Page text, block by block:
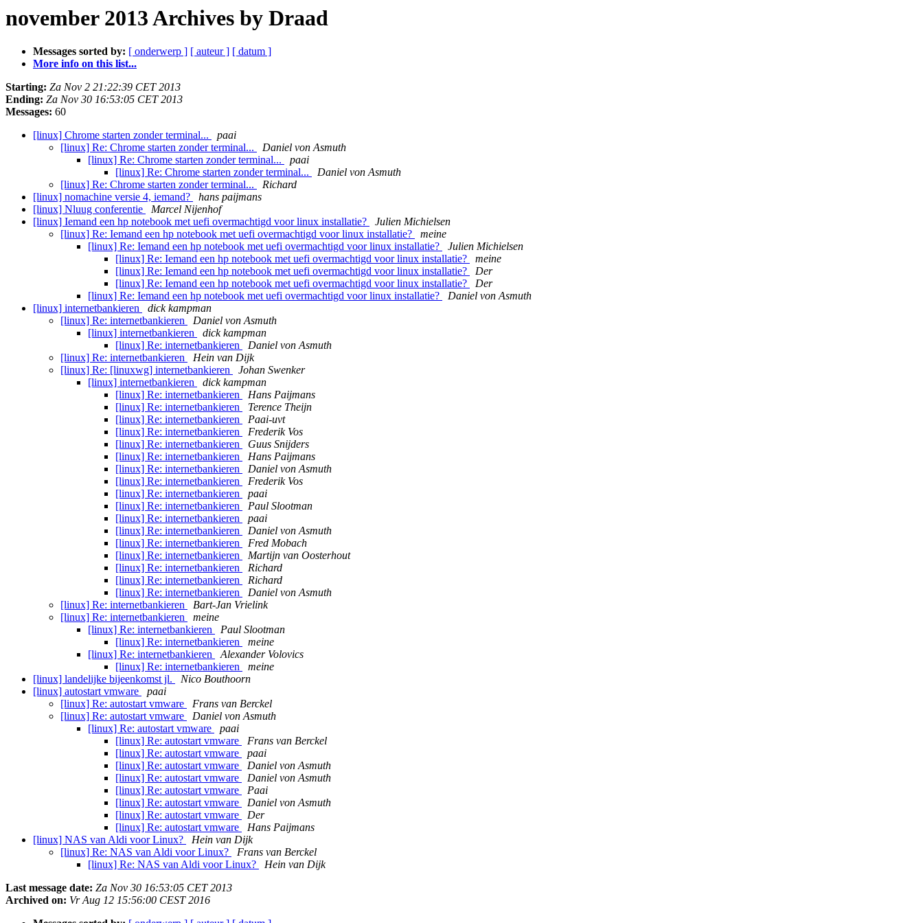
november 2013 Archives by Draad
Messages sorted by: [ onderwerp ] [ auteur ] [ datum ]
More info on this list...
Starting: Za Nov 2 21:22:39 CET 2013
Ending: Za Nov 30 16:53:05 CET 2013
Messages: 60
[linux] Chrome starten zonder terminal...
paai
[linux] Re: Chrome starten zonder terminal...
Daniel von Asmuth
[linux] Re: Chrome starten zonder terminal...
paai
[linux] Re: Chrome starten zonder terminal...
Daniel von Asmuth
[linux] Re: Chrome starten zonder terminal...
Richard
[linux] nomachine versie 4, iemand?
hans paijmans
[linux] Nluug conferentie
Marcel Nijenhof
[linux] Iemand een hp notebook met uefi overmachtigd voor linux installatie?
Julien Michielsen
[linux] Re: Iemand een hp notebook met uefi overmachtigd voor linux installatie?
meine
[linux] Re: Iemand een hp notebook met uefi overmachtigd voor linux installatie?
Julien Michielsen
[linux] Re: Iemand een hp notebook met uefi overmachtigd voor linux installatie?
meine
[linux] Re: Iemand een hp notebook met uefi overmachtigd voor linux installatie?
Der
[linux] Re: Iemand een hp notebook met uefi overmachtigd voor linux installatie?
Der
[linux] Re: Iemand een hp notebook met uefi overmachtigd voor linux installatie?
Daniel von Asmuth
[linux] internetbankieren
dick kampman
[linux] Re: internetbankieren
Daniel von Asmuth
[linux] internetbankieren
dick kampman
[linux] Re: internetbankieren
Daniel von Asmuth
[linux] Re: internetbankieren
Hein van Dijk
[linux] Re: [linuxwg] internetbankieren
Johan Swenker
[linux] internetbankieren
dick kampman
[linux] Re: internetbankieren
Hans Paijmans
[linux] Re: internetbankieren
Terence Theijn
[linux] Re: internetbankieren
Paai-uvt
[linux] Re: internetbankieren
Frederik Vos
[linux] Re: internetbankieren
Guus Snijders
[linux] Re: internetbankieren
Hans Paijmans
[linux] Re: internetbankieren
Daniel von Asmuth
[linux] Re: internetbankieren
Frederik Vos
[linux] Re: internetbankieren
paai
[linux] Re: internetbankieren
Paul Slootman
[linux] Re: internetbankieren
paai
[linux] Re: internetbankieren
Daniel von Asmuth
[linux] Re: internetbankieren
Fred Mobach
[linux] Re: internetbankieren
Martijn van Oosterhout
[linux] Re: internetbankieren
Richard
[linux] Re: internetbankieren
Richard
[linux] Re: internetbankieren
Daniel von Asmuth
[linux] Re: internetbankieren
Bart-Jan Vrielink
[linux] Re: internetbankieren
meine
[linux] Re: internetbankieren
Paul Slootman
[linux] Re: internetbankieren
meine
[linux] Re: internetbankieren
Alexander Volovics
[linux] Re: internetbankieren
meine
[linux] landelijke bijeenkomst jl.
Nico Bouthoorn
[linux] autostart vmware
paai
[linux] Re: autostart vmware
Frans van Berckel
[linux] Re: autostart vmware
Daniel von Asmuth
[linux] Re: autostart vmware
paai
[linux] Re: autostart vmware
Frans van Berckel
[linux] Re: autostart vmware
paai
[linux] Re: autostart vmware
Daniel von Asmuth
[linux] Re: autostart vmware
Daniel von Asmuth
[linux] Re: autostart vmware
Paai
[linux] Re: autostart vmware
Daniel von Asmuth
[linux] Re: autostart vmware
Der
[linux] Re: autostart vmware
Hans Paijmans
[linux] NAS van Aldi voor Linux?
Hein van Dijk
[linux] Re: NAS van Aldi voor Linux?
Frans van Berckel
[linux] Re: NAS van Aldi voor Linux?
Hein van Dijk
Last message date: Za Nov 30 16:53:05 CET 2013
Archived on: Vr Aug 12 15:56:00 CEST 2016